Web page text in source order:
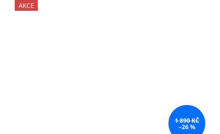
AKCE
1 890 KČ
–26 %